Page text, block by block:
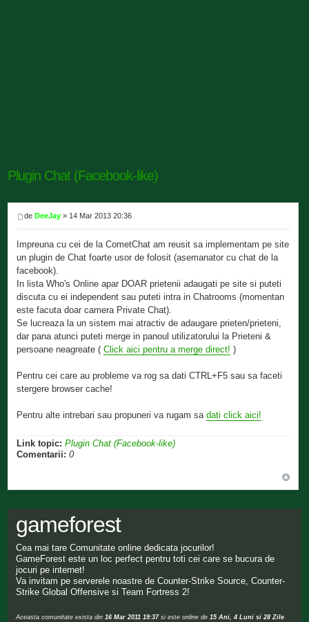
Plugin Chat (Facebook-like)
deDeeJay » 14 Mar 2013 20:36
Impreuna cu cei de la CometChat am reusit sa implementam pe site
un plugin de Chat foarte usor de folosit (asemanator cu chat de la
facebook).
In lista Who's Online apar DOAR prietenii adaugati pe site si puteti
discuta cu ei independent sau puteti intra in Chatrooms (momentan
este facuta doar camera Private Chat).
Se lucreaza la un sistem mai atractiv de adaugare prieten/prieteni,
dar pana atunci puteti merge in panoul utilizatorului la Prieteni &
persoane neagreate (Click aici pentru a merge direct! )
Pentru cei care au probleme va rog sa dati CTRL+F5 sau sa faceti
stergere browser cache!
Pentru alte intrebari sau propuneri va rugam sadati click aici!
Link topic: Plugin Chat (Facebook-like)
Comentarii: 0
gameforest
Cea mai tare Comunitate online dedicata jocurilor!
GameForest este un loc perfect pentru toti cei care se bucura de
jocuri pe internet!
Va invitam pe serverele noastre de Counter-Strike Source, Counter-
Strike Global Offensive si Team Fortress 2!
Aceasta comunitate exista din16 Mar 2011 19:37si este online de15 Ani, 4 Luni si 28 Zile